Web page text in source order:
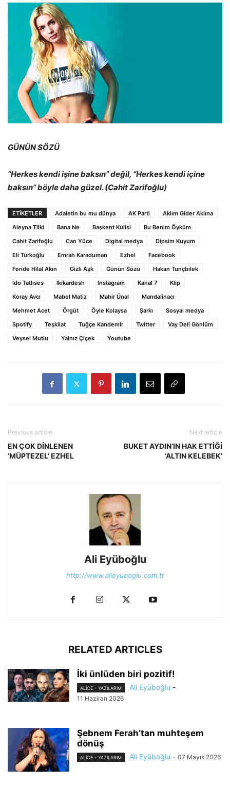
GÜNÜN SÖZÜ
“Herkes kendi işine baksın” değil, “Herkes kendi içine
baksın” böyle daha güzel. (Cahit Zarifoğlu)
ETİKETLER Adaletin bu mu dünya AK Parti
Aklım Gider Aklına
Aleyna Tilki
Bana Ne Başkent Kulisi
Bu Benim Öyküm
Cahit Zarifoğlu
Can Yüce Digital medya
Dipsim Kuyum
Eli Türkoğlu
Emrah Karaduman Ezhel
Facebook
Feride Hilal Akın
Gizli Aşk Günün Sözü
Hakan Tunçbilek
İdo Tatlıses
İkikardesh Instagram Kanal 7
Klip
Koray Avcı
Mabel Matiz Mahir Ünal
Mandalinacı
Mehmet Acet
Örgüt Öyle Kolaysa Şarkı
Sosyal medya
Spotify
Teşkilat Tuğçe Kandemir Twitter
Vay Deli Gönlüm
Veysel Mutlu
Yalnız Çiçek Youtube
Previous article
EN ÇOK DİNLENEN
‘MÜPTEZEL’ EZHEL
Next article
BUKET AYDIN’IN HAK ETTİĞİ
‘ALTIN KELEBEK’
Ali Eyüboğlu
http://www.alieyuboglu.com.tr
RELATED ARTICLES
İki ünlüden biri pozitif!
ALİCE - YAZILARIM Ali Eyüboğlu -
11 Haziran 2026
Şebnem Ferah’tan muhteşem
dönüş
ALİCE - YAZILARIM Ali Eyüboğlu - 07 Mayıs 2026